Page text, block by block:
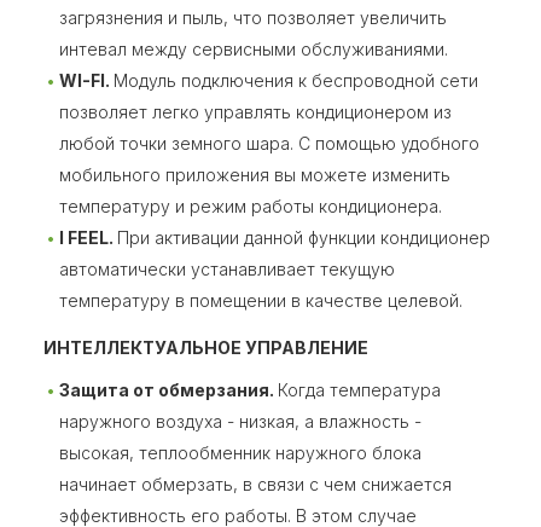
загрязнения и пыль, что позволяет увеличить
интевал между сервисными обслуживаниями.
WI-FI. Модуль подключения к беспроводной сети
позволяет легко управлять кондиционером из
любой точки земного шара. С помощью удобного
мобильного приложения вы можете изменить
температуру и режим работы кондиционера.
I FEEL. При активации данной функции кондиционер
автоматически устанавливает текущую
температуру в помещении в качестве целевой.
ИНТЕЛЛЕКТУАЛЬНОЕ УПРАВЛЕНИЕ
Защита от обмерзания. Когда температура
наружного воздуха - низкая, а влажность -
высокая, теплообменник наружного блока
начинает обмерзать, в связи с чем снижается
эффективность его работы. В этом случае